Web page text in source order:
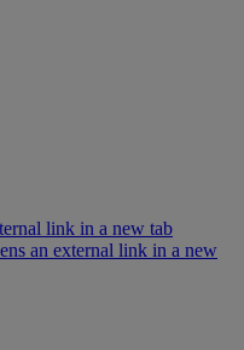
link in a new tab
an external link in a new